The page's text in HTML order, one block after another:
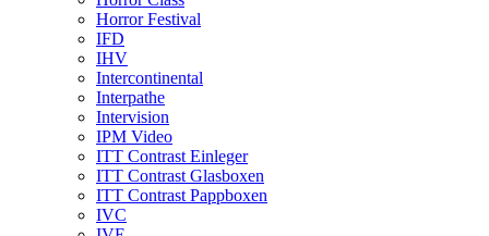
Horror Festival
IFD
IHV
Intercontinental
Interpathe
Intervision
IPM Video
ITT Contrast Einleger
ITT Contrast Glasboxen
ITT Contrast Pappboxen
IVC